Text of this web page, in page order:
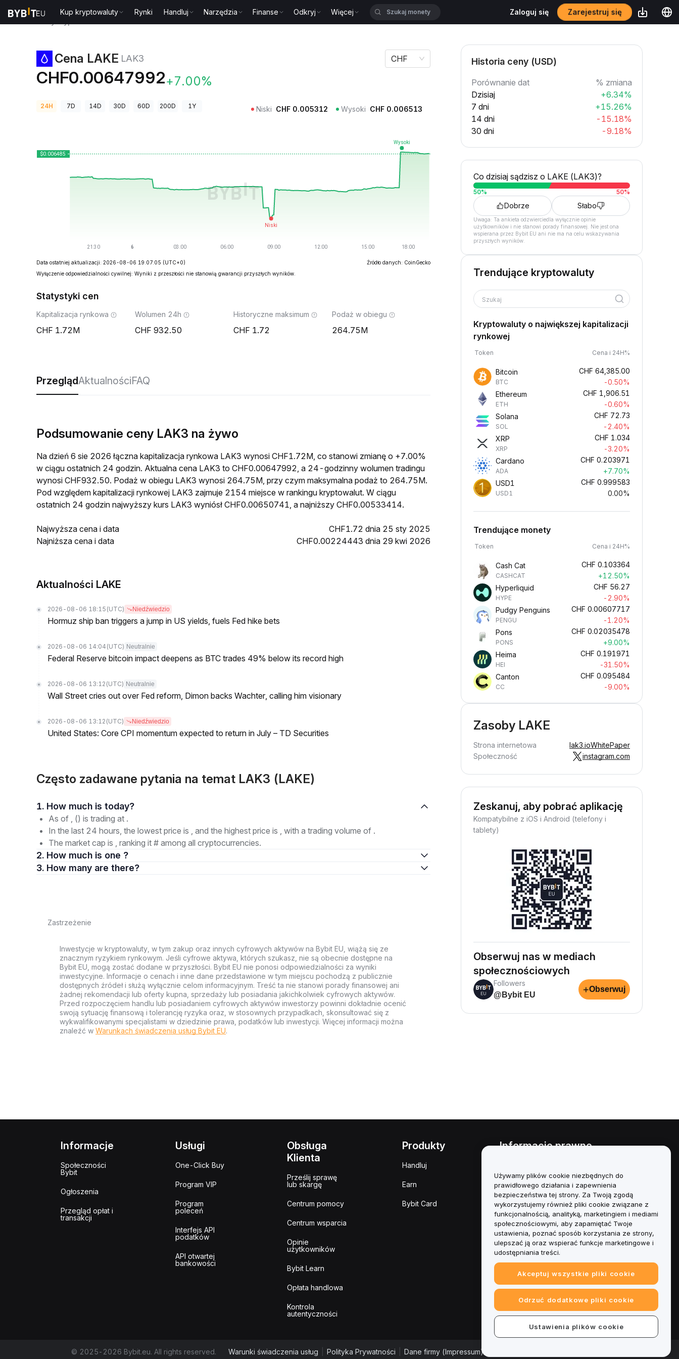
Kup kryptowaluty Rynki Handluj Narzędzia Finanse Odkryj Więcej Zaloguj się Zarejestruj się
Cena LAKE LAK3
CHF0.00647992+7.00%
CHF
24H 7D 14D 30D 60D 200D 1Y Niski CHF 0.005312 Wysoki CHF 0.006513
Data ostatniej aktualizacji: 2026-08-06 19:07:05 (UTC+0)
Źródło danych: CoinGecko
Wyłączenie odpowiedzialności cywilnej: Wyniki z przeszłości nie stanowią gwarancji przyszłych wyników.
Statystyki cen
Kapitalizacja rynkowa
1.72M
Wolumen 24h
932.50
Historyczne maksimum
1.72
Podaż w obiegu
264.75M
PrzeglądAktualnościFAQ
Podsumowanie ceny LAK3 na żywo
Na dzień 6 sie 2026 łączna kapitalizacja rynkowa LAK3 wynosi CHF1.72M, co stanowi zmianę o +7.00%
w ciągu ostatnich 24 godzin. Aktualna cena LAK3 to CHF0.00647992, a 24-godzinny wolumen tradingu
wynosi CHF932.50. Podaż w obiegu LAK3 wynosi 264.75M, przy czym maksymalna podaż to 264.75M.
Pod względem kapitalizacji rynkowej LAK3 zajmuje 2154 miejsce w rankingu kryptowalut. W ciągu
ostatnich 24 godzin najwyższy kurs LAK3 wyniósł CHF0.00650741, a najniższy CHF0.00533414.
Najwyższa cena i data
CHF1.72 dnia 25 sty 2025
Najniższa cena i data
CHF0.00224443 dnia 29 kwi 2026
Aktualności LAKE
2026-08-06 18:15 (UTC) Niedźwiedzio
Hormuz ship ban triggers a jump in US yields, fuels Fed hike bets
2026-08-06 14:04 (UTC) Neutralnie
Federal Reserve bitcoin impact deepens as BTC trades 49% below its record high
2026-08-06 13:12 (UTC) Neutralnie
Wall Street cries out over Fed reform, Dimon backs Wachter, calling him visionary
2026-08-06 13:12 (UTC) Niedźwiedzio
United States: Core CPI momentum expected to return in July – TD Securities
Często zadawane pytania na temat LAK3 (LAKE)
1. How much is today?
As of , () is trading at .
In the last 24 hours, the lowest price is , and the highest price is , with a trading volume of .
The market cap is , ranking it # among all cryptocurrencies.
2. How much is one ?
3. How many are there?
Zastrzeżenie
Inwestycje w kryptowaluty, w tym zakup oraz innych cyfrowych aktywów na Bybit EU, wiążą się ze
znacznym ryzykiem rynkowym. Jeśli cyfrowe aktywa, których szukasz, nie są obecnie dostępne na
Bybit EU, mogą zostać dodane w przyszłości. Bybit EU nie ponosi odpowiedzialności za wyniki
inwestycyjne. Informacje o cenach i inne dane przedstawione w tym miejscu pochodzą z publicznie
dostępnych źródeł i służą wyłącznie celom informacyjnym. Treść ta nie stanowi porady finansowej ani
żadnej rekomendacji lub oferty kupna, sprzedaży lub posiadania jakichkolwiek cyfrowych aktywów.
Przed rozpoczęciem handlu lub posiadaniem cyfrowych aktywów inwestorzy powinni dokładnie ocenić
swoją sytuację finansową i tolerancję ryzyka oraz, w stosownych przypadkach, skonsultować się z
wykwalifikowanymi specjalistami w dziedzinie prawa, podatków lub inwestycji. Więcej informacji można
znaleźć w Warunkach świadczenia usług Bybit EU.
Historia ceny (USD)
Porównanie dat
% zmiana
Dzisiaj
+6.34%
7 dni
+15.26%
14 dni
-15.18%
30 dni
-9.18%
Co dzisiaj sądzisz o LAKE (LAK3)?
50% 50%
Dobrze Słabo
Uwaga: Ta ankieta odzwierciedla wyłącznie opinie
użytkowników i nie stanowi porady finansowej. Nie jest ona
wspierana przez Bybit EU ani nie ma na celu wskazywania
przyszłych wyników.
Trendujące kryptowaluty
Szukaj
Kryptowaluty o największej kapitalizacji
rynkowej
Token Cena i 24H%
Bitcoin
BTC
CHF 64,385.00
-0.50%
Ethereum
ETH
CHF 1,906.51
-0.60%
Solana
SOL
CHF 72.73
-2.40%
XRP
XRP
CHF 1.034
-3.20%
Cardano
ADA
CHF 0.203971
+7.70%
USD1
USD1
CHF 0.999583
0.00%
Trendujące monety
Token Cena i 24H%
Cash Cat
CASHCAT
CHF 0.103364
+12.50%
Hyperliquid
HYPE
CHF 56.27
-2.90%
Pudgy Penguins
PENGU
CHF 0.00607717
-1.20%
Pons
PONS
CHF 0.02035478
+9.00%
Heima
HEI
CHF 0.191971
-31.50%
Canton
CC
CHF 0.095484
-9.00%
Zasoby LAKE
Strona internetowa lak3.ioWhitePaper
Społeczność
instagram.com
Zeskanuj, aby pobrać aplikację
Kompatybilne z iOS i Android (telefony i
tablety)
Obserwuj nas w mediach
społecznościowych
Followers
@Bybit EU
+Obserwuj
Informacje
Społeczności
Bybit
Ogłoszenia
Przegląd opłat i
transakcji
Usługi
One-Click Buy
Program VIP
Program
poleceń
Interfejs API
podatków
API otwartej
bankowości
Obsługa
Klienta
Prześlij sprawę
lub skargę
Centrum pomocy
Centrum wsparcia
Opinie
użytkowników
Bybit Learn
Opłata handlowa
Kontrola
autentyczności
Produkty
Handluj
Earn
Bybit Card
Informacje prawne
interesów
Podsumowanie polityki
powiernictwa i zarządzania
Informacje ESG
Biuletyny informacyjne
kryptoaktywów
© 2025-2026 Bybit.eu. All rights reserved. Warunki świadczenia usług Polityka Prywatności Dane firmy (Impressum)
Używamy plików cookie niezbędnych do
prawidłowego działania i zapewnienia
bezpieczeństwa tej strony. Za Twoją zgodą
wykorzystujemy również pliki cookie związane z
funkcjonalnością, analityką, marketingiem i mediami
społecznościowymi, aby zapamiętać Twoje
ustawienia, poznać sposób korzystania ze strony,
ulepszać ją oraz wspierać funkcje marketingowe i
udostępniania treści.
Akceptuj wszystkie pliki cookie
Odrzuć dodatkowe pliki cookie
Ustawienia plików cookie